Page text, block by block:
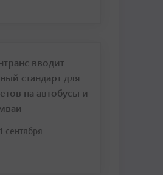
вводит
стандарт для
на автобусы и
сентября